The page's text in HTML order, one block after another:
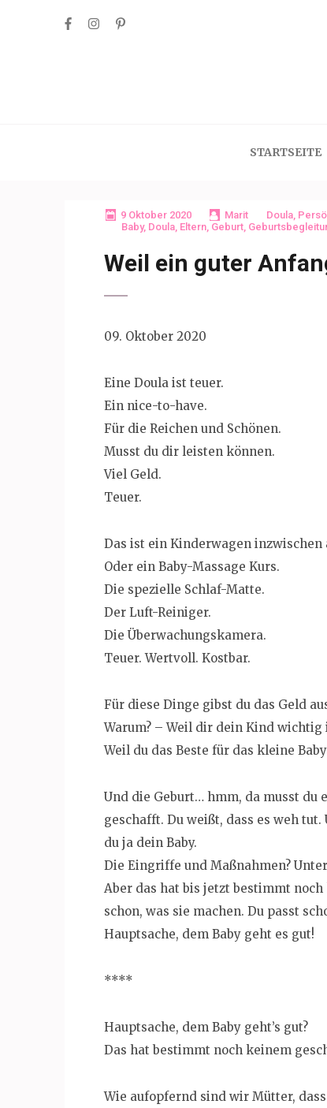
STARTSEITE
9 Oktober 2020 Marit Doula,
Baby, Doula, Eltern, Geburt,
Weil ein guter
09. Oktober 2020
Eine Doula ist teuer.
Ein nice-to-have.
Für die Reichen und Schönen.
Musst du dir leisten können.
Viel Geld.
Teuer.
Das ist ein Kinderwagen inzwischen
Oder ein Baby-Massage Kurs.
Die spezielle Schlaf-Matte.
Der Luft-Reiniger.
Die Überwachungskamera.
Teuer. Wertvoll. Kostbar.
Für diese Dinge gibst du das Geld
Warum? – Weil dir dein Kind wichtig
Weil du das Beste für das kleine
Und die Geburt… hmm, da musst du
geschafft. Du weißt, dass es weh
du ja dein Baby.
Die Eingriffe und Maßnahmen?
Aber das hat bis jetzt bestimmt
schon, was sie machen. Du passt
Hauptsache, dem Baby geht es gut!
****
Hauptsache, dem Baby geht’s gut?
Das hat bestimmt noch keinem
Wie aufopfernd sind wir Mütter,